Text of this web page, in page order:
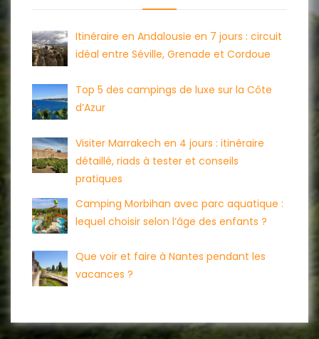
Itinéraire en Andalousie en 7 jours : circuit
idéal entre Séville, Grenade et Cordoue
Top 5 des campings de luxe sur la Côte
d’Azur
Visiter Marrakech en 4 jours : itinéraire
détaillé, riads à tester et conseils
pratiques
Camping Morbihan avec parc aquatique :
lequel choisir selon l’âge des enfants ?
Que voir et faire à Nantes pendant les
vacances ?